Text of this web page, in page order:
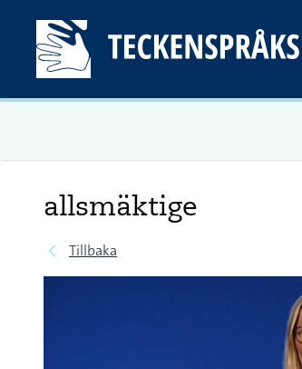
allsmäktige
Tillbaka